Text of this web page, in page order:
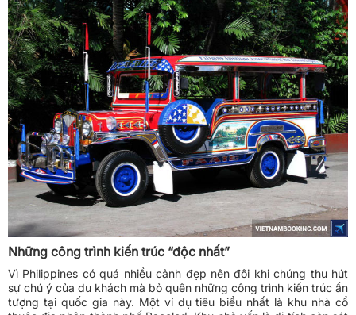
Những công trình kiến trúc “độc nhất”
Vì Philippines có quá nhiều cảnh đẹp nên đôi khi chúng thu hút
sự chú ý của du khách mà bỏ quên những công trình kiến trúc ấn
tượng tại quốc gia này. Một ví dụ tiêu biểu nhất là khu nhà cổ